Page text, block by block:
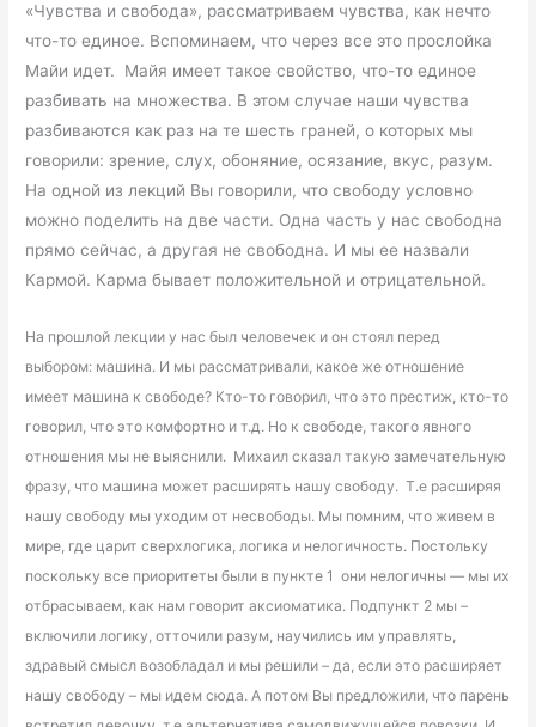
«Чувства и свобода», рассматриваем чувства, как нечто
что-то единое. Вспоминаем, что через все это прослойка
Майи идет. Майя имеет такое свойство, что-то единое
разбивать на множества. В этом случае наши чувства
разбиваются как раз на те шесть граней, о которых мы
говорили: зрение, слух, обоняние, осязание, вкус, разум.
На одной из лекций Вы говорили, что свободу условно
можно поделить на две части. Одна часть у нас свободна
прямо сейчас, а другая не свободна. И мы ее назвали
Кармой. Карма бывает положительной и отрицательной.
На прошлой лекции у нас был человечек и он стоял перед
выбором: машина. И мы рассматривали, какое же отношение
имеет машина к свободе? Кто-то говорил, что это престиж, кто-то
говорил, что это комфортно и т.д. Но к свободе, такого явного
отношения мы не выяснили. Михаил сказал такую замечательную
фразу, что машина может расширять нашу свободу. Т.е расширяя
нашу свободу мы уходим от несвободы. Мы помним, что живем в
мире, где царит сверхлогика, логика и нелогичность. Постольку
поскольку все приоритеты были в пункте 1 они нелогичны — мы их
отбрасываем, как нам говорит аксиоматика. Подпункт 2 мы –
включили логику, отточили разум, научились им управлять,
здравый смысл возобладал и мы решили – да, если это расширяет
нашу свободу – мы идем сюда. А потом Вы предложили, что парень